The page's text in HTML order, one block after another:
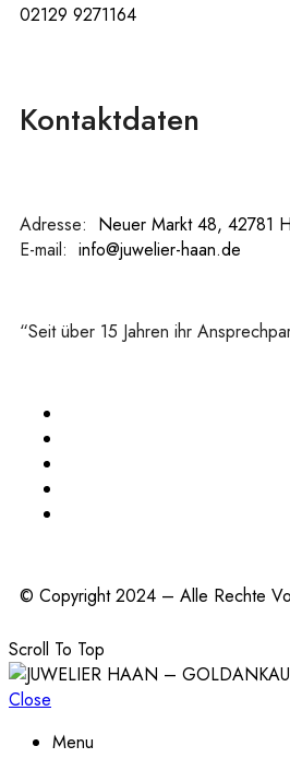
02129 9271164
Kontaktdaten
Adresse: Neuer Markt 48, 42781
E-mail: info@juwelier-haan.de
“Seit über 15 Jahren ihr
© Copyright 2024 – Alle Rechte
Scroll To Top
Close
Menu